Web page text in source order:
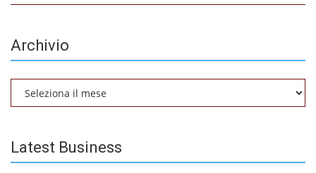
Archivio
Latest Business